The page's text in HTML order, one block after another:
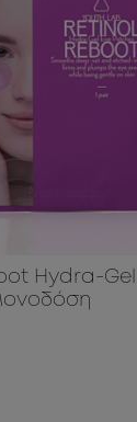
Hydra-Gel